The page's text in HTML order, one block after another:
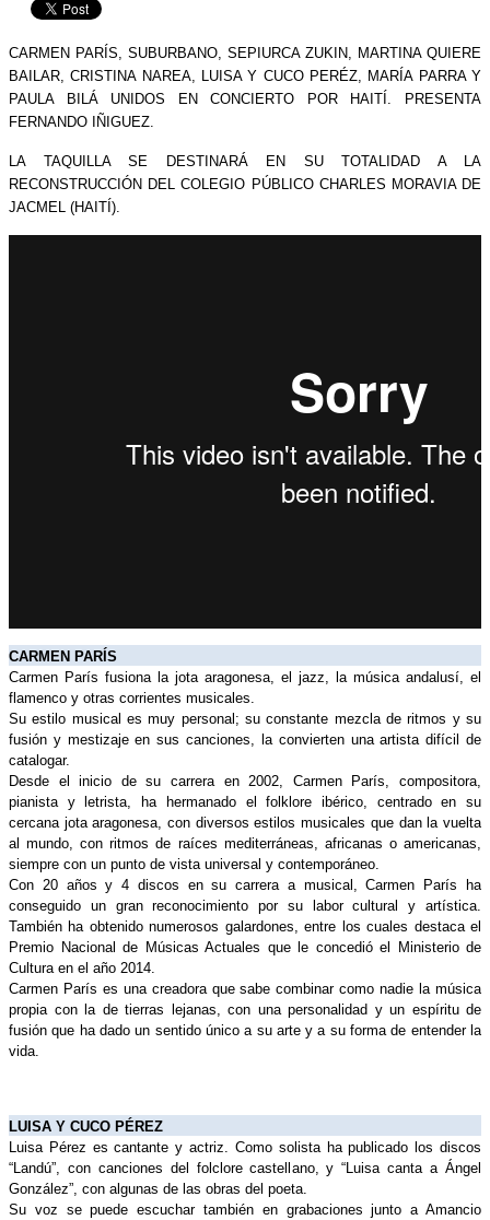
CARMEN PARÍS, SUBURBANO, SEPIURCA ZUKIN, MARTINA QUIERE
BAILAR, CRISTINA NAREA, LUISA Y CUCO PERÉZ, MARÍA PARRA Y
PAULA BILÁ UNIDOS EN CONCIERTO POR HAITÍ. PRESENTA
FERNANDO IÑIGUEZ.
LA TAQUILLA SE DESTINARÁ EN SU TOTALIDAD A LA
RECONSTRUCCIÓN DEL COLEGIO PÚBLICO CHARLES MORAVIA DE
JACMEL (HAITÍ).
CARMEN PARÍS
Carmen París fusiona la jota aragonesa, el jazz, la música andalusí, el
flamenco y otras corrientes musicales.
Su estilo musical es muy personal; su constante mezcla de ritmos y su
fusión y mestizaje en sus canciones, la convierten una artista difícil de
catalogar.
Desde el inicio de su carrera en 2002, Carmen París, compositora,
pianista y letrista, ha hermanado el folklore ibérico, centrado en su
cercana jota aragonesa, con diversos estilos musicales que dan la vuelta
al mundo, con ritmos de raíces mediterráneas, africanas o americanas,
siempre con un punto de vista universal y contemporáneo.
Con 20 años y 4 discos en su carrera a musical, Carmen París ha
conseguido un gran reconocimiento por su labor cultural y artística.
También ha obtenido numerosos galardones, entre los cuales destaca el
Premio Nacional de Músicas Actuales que le concedió el Ministerio de
Cultura en el año 2014.
Carmen París es una creadora que sabe combinar como nadie la música
propia con la de tierras lejanas, con una personalidad y un espíritu de
fusión que ha dado un sentido único a su arte y a su forma de entender la
vida.
LUISA Y CUCO PÉREZ
Luisa Pérez es cantante y actriz. Como solista ha publicado los discos
“Landú”, con canciones del folclore castellano, y “Luisa canta a Ángel
González”, con algunas de las obras del poeta.
Su voz se puede escuchar también en grabaciones junto a Amancio